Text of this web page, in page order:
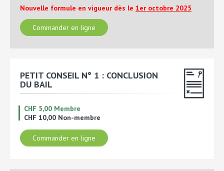
Nouvelle formule en vigueur dès le 1er octobre 2025
Commander en ligne
PETIT CONSEIL N° 1 : CONCLUSION
DU BAIL
CHF 5,00 Membre
CHF 10,00 Non-membre
Commander en ligne